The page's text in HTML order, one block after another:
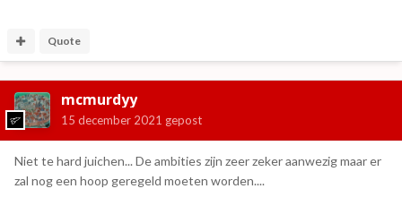
Quote
mcmurdyy
15 december 2021 gepost
Niet te hard juichen... De ambities zijn zeer zeker aanwezig maar er
zal nog een hoop geregeld moeten worden....